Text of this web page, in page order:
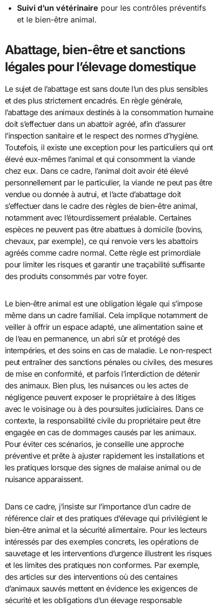
Suivi d’un vétérinaire pour les contrôles préventifs
et le bien-être animal.
Abattage, bien-être et sanctions
légales pour l’élevage domestique
Le sujet de l’abattage est sans doute l’un des plus sensibles
et des plus strictement encadrés. En règle générale,
l’abattage des animaux destinés à la consommation humaine
doit s’effectuer dans un abattoir agréé, afin d’assurer
l’inspection sanitaire et le respect des normes d’hygiène.
Toutefois, il existe une exception pour les particuliers qui ont
élevé eux-mêmes l’animal et qui consomment la viande
chez eux. Dans ce cadre, l’animal doit avoir été élevé
personnellement par le particulier, la viande ne peut pas être
vendue ou donnée à autrui, et l’acte d’abattage doit
s’effectuer dans le cadre des règles de bien-être animal,
notamment avec l’étourdissement préalable. Certaines
espèces ne peuvent pas être abattues à domicile (bovins,
chevaux, par exemple), ce qui renvoie vers les abattoirs
agréés comme cadre normal. Cette règle est primordiale
pour limiter les risques et garantir une traçabilité suffisante
des produits consommés par votre foyer.
Le bien-être animal est une obligation légale qui s’impose
même dans un cadre familial. Cela implique notamment de
veiller à offrir un espace adapté, une alimentation saine et
de l’eau en permanence, un abri sûr et protégé des
intempéries, et des soins en cas de maladie. Le non-respect
peut entraîner des sanctions pénales ou civiles, des mesures
de mise en conformité, et parfois l’interdiction de détenir
des animaux. Bien plus, les nuisances ou les actes de
négligence peuvent exposer le propriétaire à des litiges
avec le voisinage ou à des poursuites judiciaires. Dans ce
contexte, la responsabilité civile du propriétaire peut être
engagée en cas de dommages causés par les animaux.
Pour éviter ces scénarios, je conseille une approche
préventive et prête à ajuster rapidement les installations et
les pratiques lorsque des signes de malaise animal ou de
nuisance apparaissent.
Dans ce cadre, j’insiste sur l’importance d’un cadre de
référence clair et des pratiques d’élevage qui privilégient le
bien-être animal et la sécurité alimentaire. Pour les lecteurs
intéressés par des exemples concrets, les opérations de
sauvetage et les interventions d’urgence illustrent les risques
et les limites des pratiques non conformes. Par exemple,
des articles sur des interventions où des centaines
d’animaux sauvés mettent en évidence les exigences de
sécurité et les obligations d’un élevage responsable